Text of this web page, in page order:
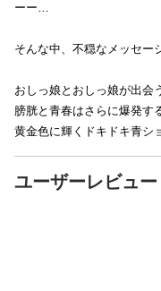
ーー…
そんな中、不穏なメッセ
おしっ娘とおしっ娘が出会
膀胱と青春はさらに爆発す
黄金色に輝くドキドキ青シ
ユーザーレビュー